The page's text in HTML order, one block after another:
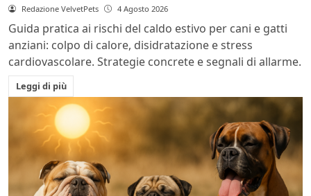
Redazione VelvetPets 4 Agosto 2026
Guida pratica ai rischi del caldo estivo per cani e gatti
anziani: colpo di calore, disidratazione e stress
cardiovascolare. Strategie concrete e segnali di allarme.
Leggi di più